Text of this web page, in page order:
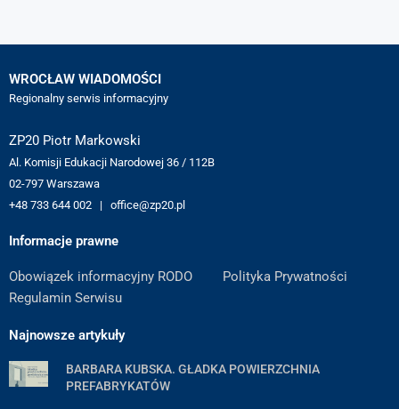
WROCŁAW WIADOMOŚCI
Regionalny serwis informacyjny
ZP20 Piotr Markowski
Al. Komisji Edukacji Narodowej 36 / 112B
02-797 Warszawa
+48 733 644 002 | office@zp20.pl
Informacje prawne
Obowiązek informacyjny RODO
Polityka Prywatności
Regulamin Serwisu
Najnowsze artykuły
BARBARA KUBSKA. GŁADKA POWIERZCHNIA
PREFABRYKATÓW